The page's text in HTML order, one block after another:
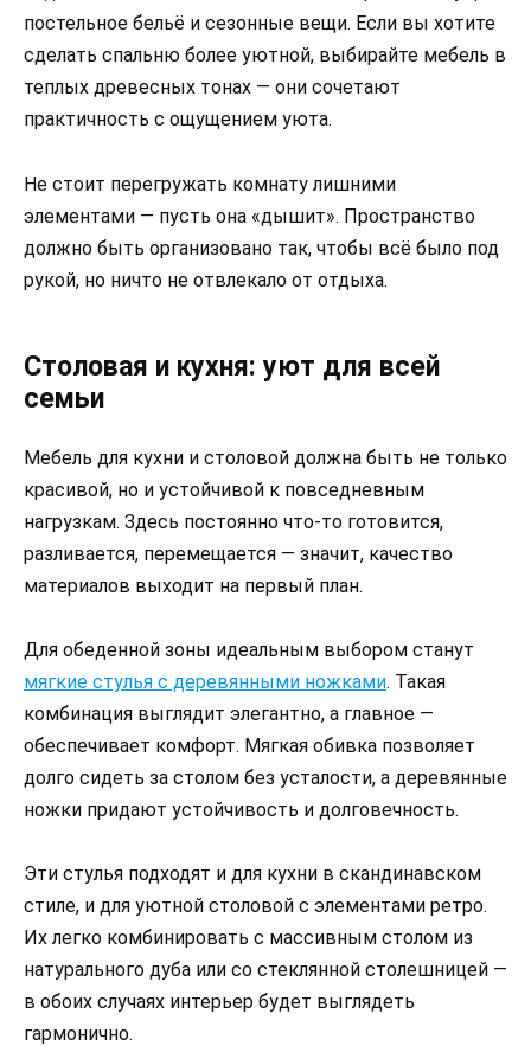
постельное бельё и сезонные вещи. Если вы хотите
сделать спальню более уютной, выбирайте мебель в
теплых древесных тонах — они сочетают
практичность с ощущением уюта.
Не стоит перегружать комнату лишними
элементами — пусть она «дышит». Пространство
должно быть организовано так, чтобы всё было под
рукой, но ничто не отвлекало от отдыха.
Столовая и кухня: уют для всей
семьи
Мебель для кухни и столовой должна быть не только
красивой, но и устойчивой к повседневным
нагрузкам. Здесь постоянно что-то готовится,
разливается, перемещается — значит, качество
материалов выходит на первый план.
Для обеденной зоны идеальным выбором станут
мягкие стулья с деревянными ножками. Такая
комбинация выглядит элегантно, а главное —
обеспечивает комфорт. Мягкая обивка позволяет
долго сидеть за столом без усталости, а деревянные
ножки придают устойчивость и долговечность.
Эти стулья подходят и для кухни в скандинавском
стиле, и для уютной столовой с элементами ретро.
Их легко комбинировать с массивным столом из
натурального дуба или со стеклянной столешницей —
в обоих случаях интерьер будет выглядеть
гармонично.